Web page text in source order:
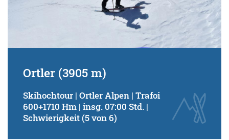
Ortler (3905 m)
Skihochtour | Ortler Alpen | Trafoi
600+1710 Hm | insg. 07:00 Std. |
Schwierigkeit (5 von 6)